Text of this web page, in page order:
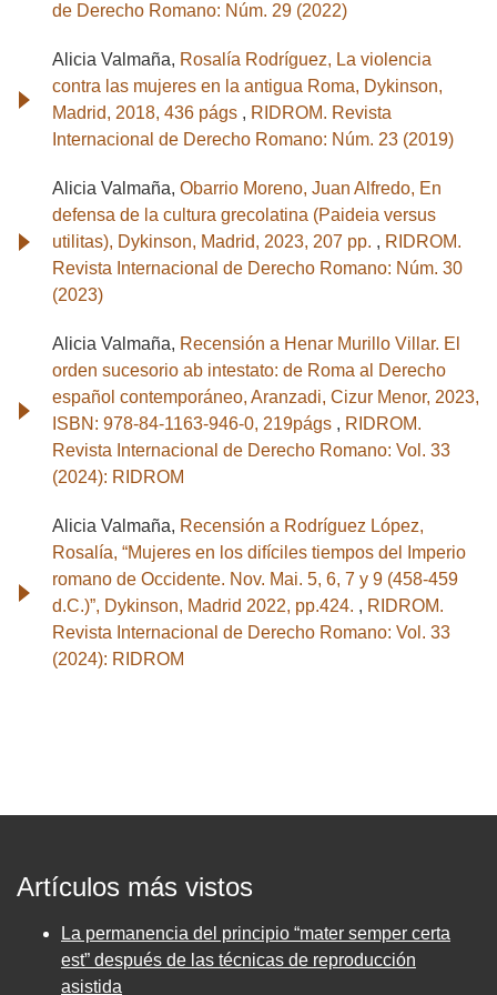
de Derecho Romano: Núm. 29 (2022)
Alicia Valmaña, Rosalía Rodríguez, La violencia
contra las mujeres en la antigua Roma, Dykinson,
Madrid, 2018, 436 págs , RIDROM. Revista
Internacional de Derecho Romano: Núm. 23 (2019)
Alicia Valmaña, Obarrio Moreno, Juan Alfredo, En
defensa de la cultura grecolatina (Paideia versus
utilitas), Dykinson, Madrid, 2023, 207 pp. , RIDROM.
Revista Internacional de Derecho Romano: Núm. 30
(2023)
Alicia Valmaña, Recensión a Henar Murillo Villar. El
orden sucesorio ab intestato: de Roma al Derecho
español contemporáneo, Aranzadi, Cizur Menor, 2023,
ISBN: 978-84-1163-946-0, 219págs , RIDROM.
Revista Internacional de Derecho Romano: Vol. 33
(2024): RIDROM
Alicia Valmaña, Recensión a Rodríguez López,
Rosalía, “Mujeres en los difíciles tiempos del Imperio
romano de Occidente. Nov. Mai. 5, 6, 7 y 9 (458-459
d.C.)”, Dykinson, Madrid 2022, pp.424. , RIDROM.
Revista Internacional de Derecho Romano: Vol. 33
(2024): RIDROM
Artículos más vistos
La permanencia del principio “mater semper certa
est” después de las técnicas de reproducción
asistida